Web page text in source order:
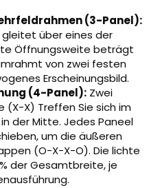
(3-Panel):
gleitet über eines der
Öffnungsweite beträgt
von zwei festen
Erscheinungsbild.
(4-Panel): Zwei
(X-X) Treffen Sie sich im
der Mitte. Jedes Paneel
um die äußeren
(O-X-X-O). Die lichte
der Gesamtbreite, je